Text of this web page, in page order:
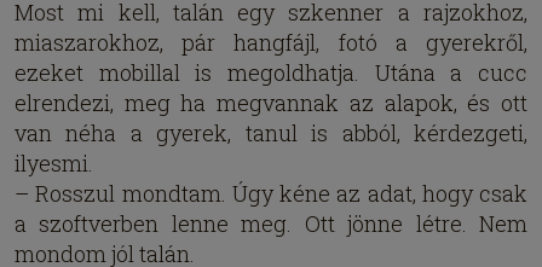
Most mi kell, talán egy szkenner a rajzokhoz,
miaszarokhoz, pár hangfájl, fotó a gyerekről,
ezeket mobillal is megoldhatja. Utána a cucc
elrendezi, meg ha megvannak az alapok, és ott
van néha a gyerek, tanul is abból, kérdezgeti,
ilyesmi.
– Rosszul mondtam. Úgy kéne az adat, hogy csak
a szoftverben lenne meg. Ott jönne létre. Nem
mondom jól talán.